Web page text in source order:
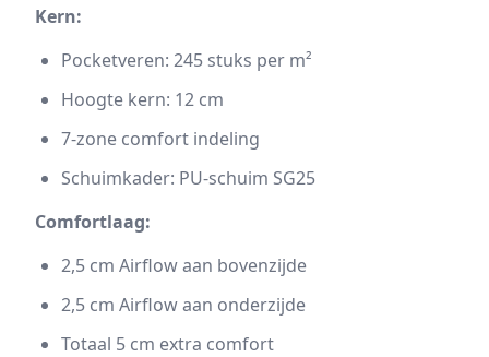
Kern:
Pocketveren: 245 stuks per m²
Hoogte kern: 12 cm
7-zone comfort indeling
Schuimkader: PU-schuim SG25
Comfortlaag:
2,5 cm Airflow aan bovenzijde
2,5 cm Airflow aan onderzijde
Totaal 5 cm extra comfort